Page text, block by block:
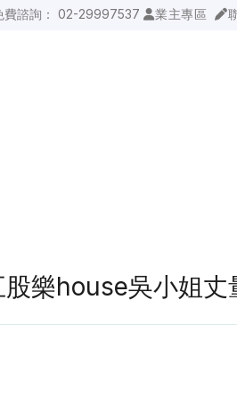
費諮詢： 02-29997537 業主專區
樂house吳小姐丈